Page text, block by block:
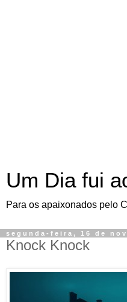
Um Dia fui
Para os apaixonados pelo
segunda-feira, 16 de
Knock Knock